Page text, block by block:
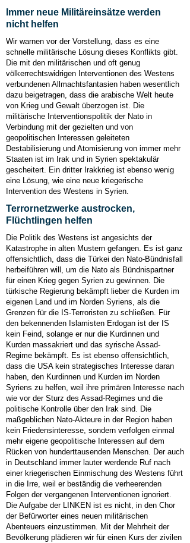
Immer neue Militäreinsätze werden
nicht helfen
Wir warnen vor der Vorstellung, dass es eine
schnelle militärische Lösung dieses Konflikts gibt.
Die mit den militärischen und oft genug
völkerrechtswidrigen Interventionen des Westens
verbundenen Allmachtsfantasien haben wesentlich
dazu beigetragen, dass die arabische Welt heute
von Krieg und Gewalt überzogen ist. Die
militärische Interventionspolitik der Nato in
Verbindung mit der gezielten und von
geopolitischen Interessen geleiteten
Destabilisierung und Atomisierung von immer mehr
Staaten ist im Irak und in Syrien spektakulär
gescheitert. Ein dritter Irakkrieg ist ebenso wenig
eine Lösung, wie eine neue kriegerische
Intervention des Westens in Syrien.
Terrornetzwerke austrocken,
Flüchtlingen helfen
Die Politik des Westens ist angesichts der
Katastrophe in alten Mustern gefangen. Es ist ganz
offensichtlich, dass die Türkei den Nato-Bündnisfall
herbeiführen will, um die Nato als Bündnispartner
für einen Krieg gegen Syrien zu gewinnen. Die
türkische Regierung bekämpft lieber die Kurden im
eigenen Land und im Norden Syriens, als die
Grenzen für die IS-Terroristen zu schließen. Für
den bekennenden Islamisten Erdogan ist der IS
kein Feind, solange er nur die Kurdinnen und
Kurden massakriert und das syrische Assad-
Regime bekämpft. Es ist ebenso offensichtlich,
dass die USA kein strategisches Interesse daran
haben, den Kurdinnen und Kurden im Norden
Syriens zu helfen, weil ihre primären Interesse nach
wie vor der Sturz des Assad-Regimes und die
politische Kontrolle über den Irak sind. Die
maßgeblichen Nato-Akteure in der Region haben
kein Friedensinteresse, sondern verfolgen einmal
mehr eigene geopolitische Interessen auf dem
Rücken von hunderttausenden Menschen. Der auch
in Deutschland immer lauter werdende Ruf nach
einer kriegerischen Einmischung des Westens führt
in die Irre, weil er beständig die verheerenden
Folgen der vergangenen Interventionen ignoriert.
Die Aufgabe der LINKEN ist es nicht, in den Chor
der Befürworter eines neuen militärischen
Abenteuers einzustimmen. Mit der Mehrheit der
Bevölkerung plädieren wir für einen Kurs der zivilen